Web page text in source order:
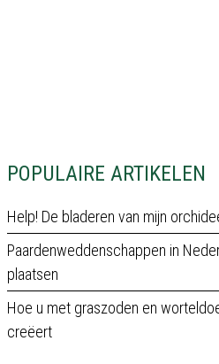
POPULAIRE ARTIKELEN
Help! De bladeren van mijn
Paardenweddenschappen in
plaatsen
Hoe u met graszoden en
creëert